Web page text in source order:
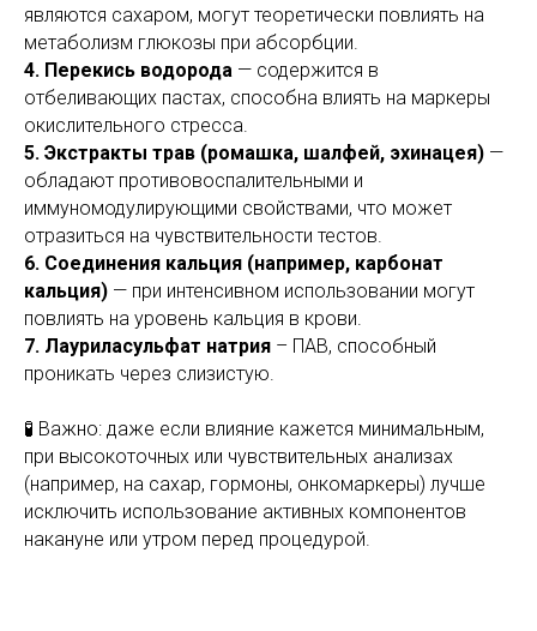
являются сахаром, могут теоретически повлиять на
метаболизм глюкозы при абсорбции.
4. Перекись водорода — содержится в
отбеливающих пастах, способна влиять на маркеры
окислительного стресса.
5. Экстракты трав (ромашка, шалфей, эхинацея) —
обладают противовоспалительными и
иммуномодулирующими свойствами, что может
отразиться на чувствительности тестов.
6. Соединения кальция (например, карбонат
кальция) — при интенсивном использовании могут
повлиять на уровень кальция в крови.
7. Лауриласульфат натрия – ПАВ, способный
проникать через слизистую.
🧪 Важно: даже если влияние кажется минимальным,
при высокоточных или чувствительных анализах
(например, на сахар, гормоны, онкомаркеры) лучше
исключить использование активных компонентов
накануне или утром перед процедурой.